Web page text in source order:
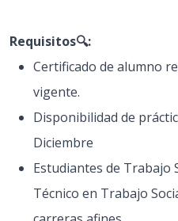
Requisitos🔍:
Certificado de alumno
vigente.
Disponibilidad de
Diciembre
Estudiantes de Trabajo
Técnico en Trabajo